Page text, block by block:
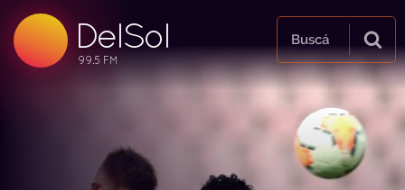
DelSol
99.5 FM
99.5 FM
99.5 FM
Buscá